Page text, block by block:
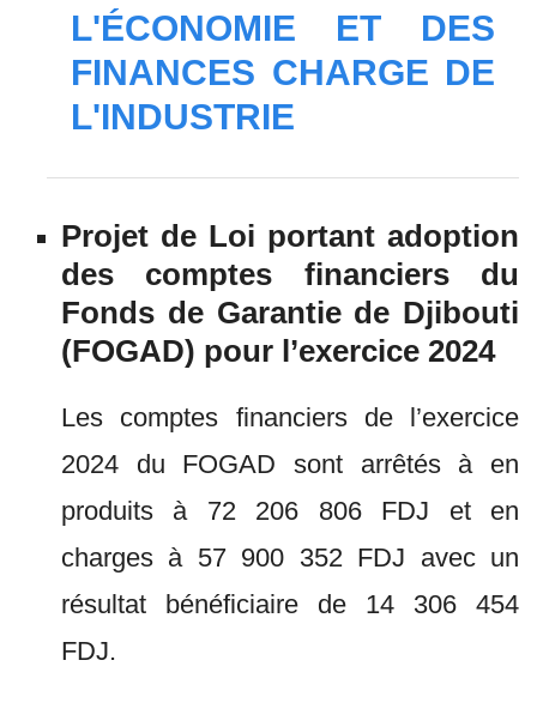
L'ÉCONOMIE ET DES
FINANCES CHARGE DE
L'INDUSTRIE
Projet de Loi portant adoption
des comptes financiers du
Fonds de Garantie de Djibouti
(FOGAD) pour l’exercice 2024
Les comptes financiers de l’exercice
2024 du FOGAD sont arrêtés à en
produits à 72 206 806 FDJ et en
charges à 57 900 352 FDJ avec un
résultat bénéficiaire de 14 306 454
FDJ.